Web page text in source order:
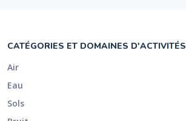
CATÉGORIES ET DOMAINES D'ACTIVITÉS
Air
Eau
Sols